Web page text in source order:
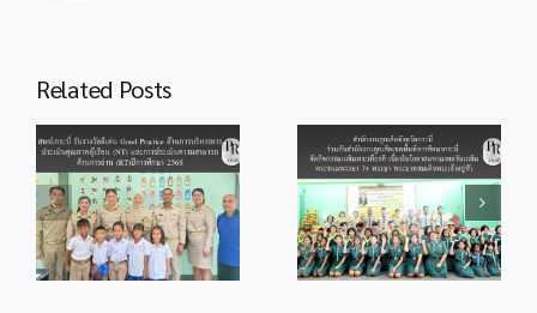
2026
Related Postsสำนักงานลูกเสือ
จังหวัดกระบี่ ร่วม
กับสำนักงานลูก
เสือเขตพื้นที่การ
ศึกษากระบี่ จัด
กิจกรรม
เฉลิมพระเกียรติ
เนื่องในโอกาส
มหามงคลวันเฉลิม
จุดเทียนถวาย
พระพรชัยมงคล
แด่พระบาทสมเด็จ
พระเจ้าอยู่หัว
เนื่องในโอกาสวัน
เฉลิม